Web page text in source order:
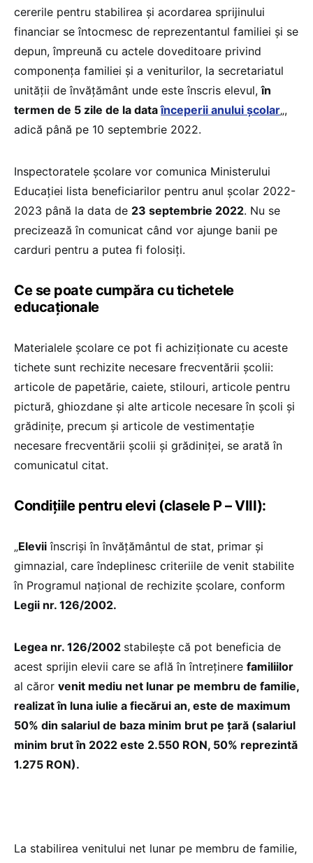
cererile pentru stabilirea și acordarea sprijinului
financiar se întocmesc de reprezentantul familiei și se
depun, împreună cu actele doveditoare privind
componența familiei și a veniturilor, la secretariatul
unității de învățământ unde este înscris elevul,în
termen de 5 zile de la dataînceperii anului școlar„,
adică până pe 10 septembrie 2022.
Inspectoratele școlare vor comunica Ministerului
Educației lista beneficiarilor pentru anul școlar 2022-
2023 până la data de 23 septembrie 2022. Nu se
precizează în comunicat când vor ajunge banii pe
carduri pentru a putea fi folosiți.
Ce se poate cumpăra cu tichetele
educaționale
Materialele școlare ce pot fi achiziționate cu aceste
tichete sunt rechizite necesare frecventării școlii:
articole de papetărie, caiete, stilouri, articole pentru
pictură, ghiozdane și alte articole necesare în școli și
grădinițe, precum și articole de vestimentație
necesare frecventării școlii și grădiniței, se arată în
comunicatul citat.
Condițiile pentru elevi (clasele P – VIII):
„Elevii înscriși în învățământul de stat, primar și
gimnazial, care îndeplinesc criteriile de venit stabilite
în Programul național de rechizite școlare, conform
Legii nr. 126/2002.
Legea nr. 126/2002 stabilește că pot beneficia de
acest sprijin elevii care se află în întreținere familiilor
al căror venit mediu net lunar pe membru de familie,
realizat în luna iulie a fiecărui an, este de maximum
50% din salariul de baza minim brut pe țară (salariul
minim brut în 2022 este 2.550 RON, 50% reprezintă
1.275 RON).
La stabilirea venitului net lunar pe membru de familie,